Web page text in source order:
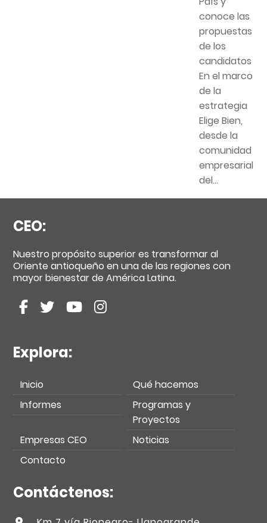
conoce las
propuestas
de los
candidatos
En el marco
de la
estrategia
Elige Bien,
desde la
comunidad
empresarial
del...
CEO:
Nuestro propósito superior es transformar al
Oriente antioqueño en una de las regiones con
mayor bienestar de América Latina.
Explora:
Inicio
Qué hacemos
Informes
Programas y
Proyectos
Empresas CEO
Noticias
Contacto
Contáctenos: